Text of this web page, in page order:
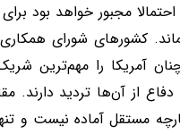
مجبور خواهد بود
کشورهای شورای
آمریکا را مهم‌ترین
از آن‌ها تردید دارند.
مستقل آماده نیست و